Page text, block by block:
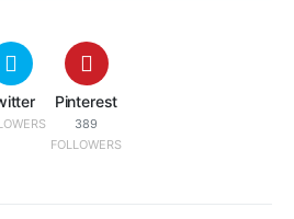
Pinterest
389
FOLLOWERS